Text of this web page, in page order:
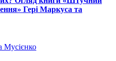
Гері Маркуса та
Мусієнко